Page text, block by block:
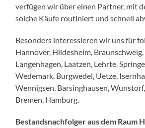
verfügen wir über einen Partner, mit
solche Käufe routiniert und schnell
Besonders interessieren wir uns für
Hannover, Hildesheim,
Langenhagen, Laatzen, Lehrte,
Wedemark, Burgwedel, Uetze,
Wennigsen, Barsinghausen,
Bremen, Hamburg.
Bestandsnachfolger aus dem Raum